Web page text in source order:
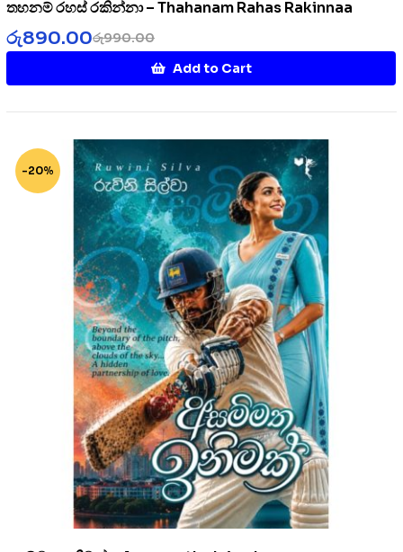
තහනම් රහස් රකින්නා – Thahanam Rahas Rakinnaa
රු990.00
රු890.00
Add to Cart
-20%